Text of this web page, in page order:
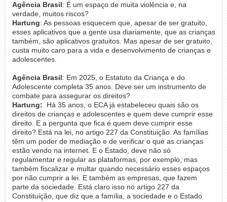
Agência Brasil: É um espaço de muita violência e, na
verdade, muitos riscos?
Hartung: As pessoas esquecem que, apesar de ser gratuito,
esses aplicativos que a gente usa diariamente, que as crianças
também, são aplicativos gratuitos. Mas apesar de ser gratuito,
custa muito caro para a vida e desenvolvimento de crianças e
adolescentes.
Agência Brasil: Em 2025, o Estatuto da Criança e do
Adolescente completa 35 anos. Deve ser um instrumento de
combate para assegurar os direitos?
Hartung: Há 35 anos, o ECA já estabeleceu quais são os
direitos de crianças e adolescentes e quem deve cumprir esse
direito. E a pergunta que fica é quem deve cumprir esse
direito? Está na lei, no artigo 227 da Constituição. As famílias
têm um poder de mediação e de verificar o que as crianças
estão vendo na internet. E o Estado, deve não só
regulamentar e regular as plataformas, por exemplo, mas
também fiscalizar e multar quando necessário esses espaços
por não cumprir a lei. E também as empresas, que fazem
parte da sociedade. Está claro isso no artigo 227 da
Constituição, que diz que a família, a sociedade e o Estado